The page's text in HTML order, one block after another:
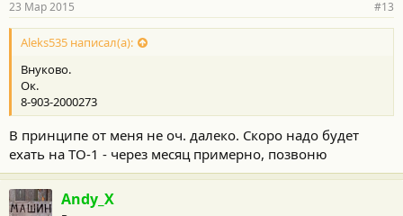
н
о
с
и
:
23 Мар 2015 #13
Aleks535 написал(а):
Внуково.
Ок.
8-903-2000273
В принципе от меня не оч. далеко. Скоро надо будет
ехать на ТО-1 - через месяц примерно, позвоню
Andy_X